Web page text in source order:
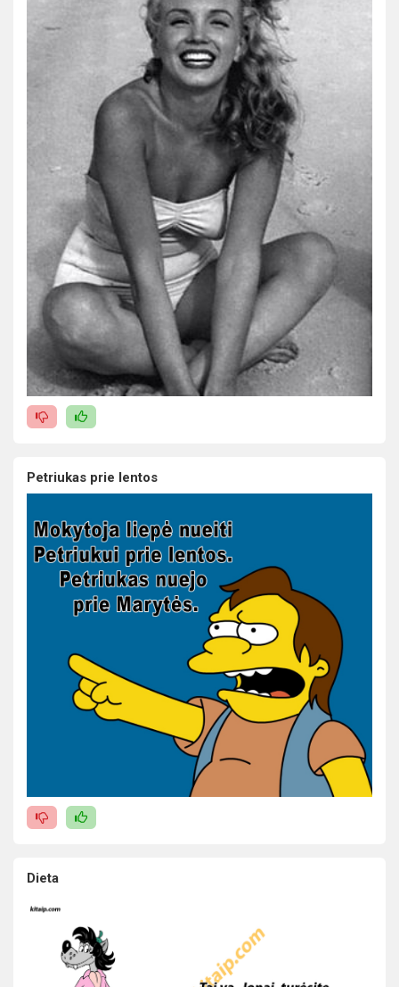
Petriukas prie lentos
Dieta